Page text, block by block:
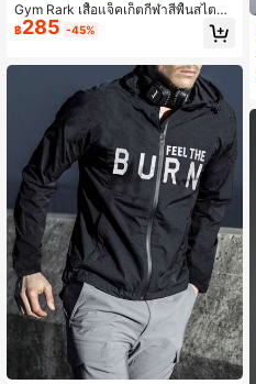
Gym Rark เสื้อแจ็คเก็ตกีฬาสีพื้นสไตล์แ
ฟนหนุ่ม มีซิปหน้าตัดต่อ มีฮู้ด
฿285 -45%